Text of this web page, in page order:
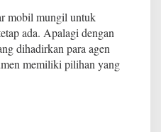
mobil mungil untuk
ada. Apalagi dengan
dihadirkan para agen
memiliki pilihan yang